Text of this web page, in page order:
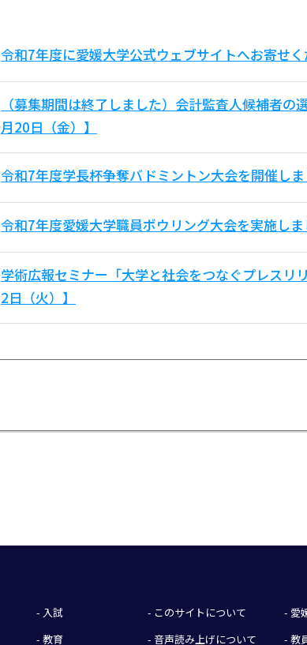
令和7年度に愛媛大学公式ウェブサイトへお寄せ
（募集期間は終了しました）会計監査人候補者の
月20日（金）】
令和7年度学長杯争奪バドミントン大会を開催しま
令和7年度愛媛大学職員ボウリング大会を実施しま
学術広報セミナー「大学と社会をつなぐプレスリ
2日（火）】
- 入試
- 教育
- このサイトについて
- 音声読み上げについて
- 愛
- 教